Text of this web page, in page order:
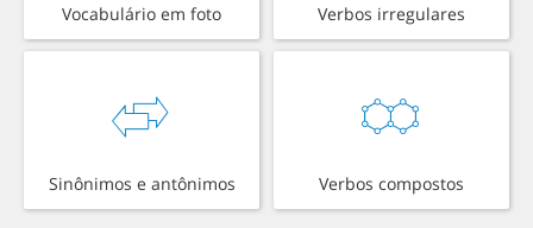
Vocabulário em foto Verbos irregulares
Sinônimos e antônimos Verbos compostos